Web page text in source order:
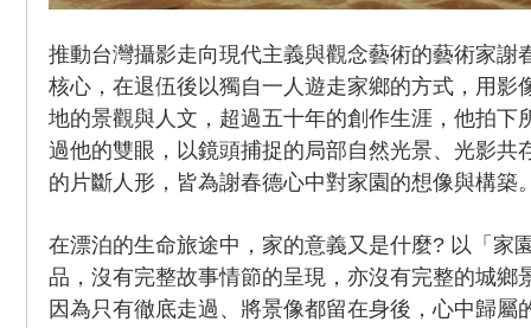
推動台灣攝影走向現代主義與觀念藝術的藝術家謝
核心，在退伍後以獨自一人遊走家鄉的方式，用影
地的景觀與人文，超過五十年的創作生涯，他拍下
過他的雙眼，以鏡頭捕捉的局部自然光景、光影共
的片斷人形，皆為謝春德心中對家園的想像與構築
在漂泊的生命旅途中，家的意義又是什麼? 以「家
品，沒有完整故事情節的呈現，亦沒有完整的城鄉
因為只有徹底走過、將景像都留在身後，心中歸屬